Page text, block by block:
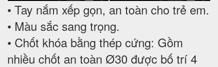
• Tay nắm xếp gọn, an toàn cho trẻ em.
• Màu sắc sang trọng.
• Chốt khóa bằng thép cứng: Gồm
nhiều chốt an toàn Ø30 được bố trí 4